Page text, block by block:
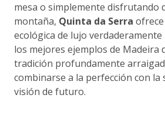
mesa o simplemente disfrutando
montaña, Quinta da Serra
ecológica de lujo verdaderamente
los mejores ejemplos de Madeira
tradición profundamente
combinarse a la perfección con la
visión de futuro.